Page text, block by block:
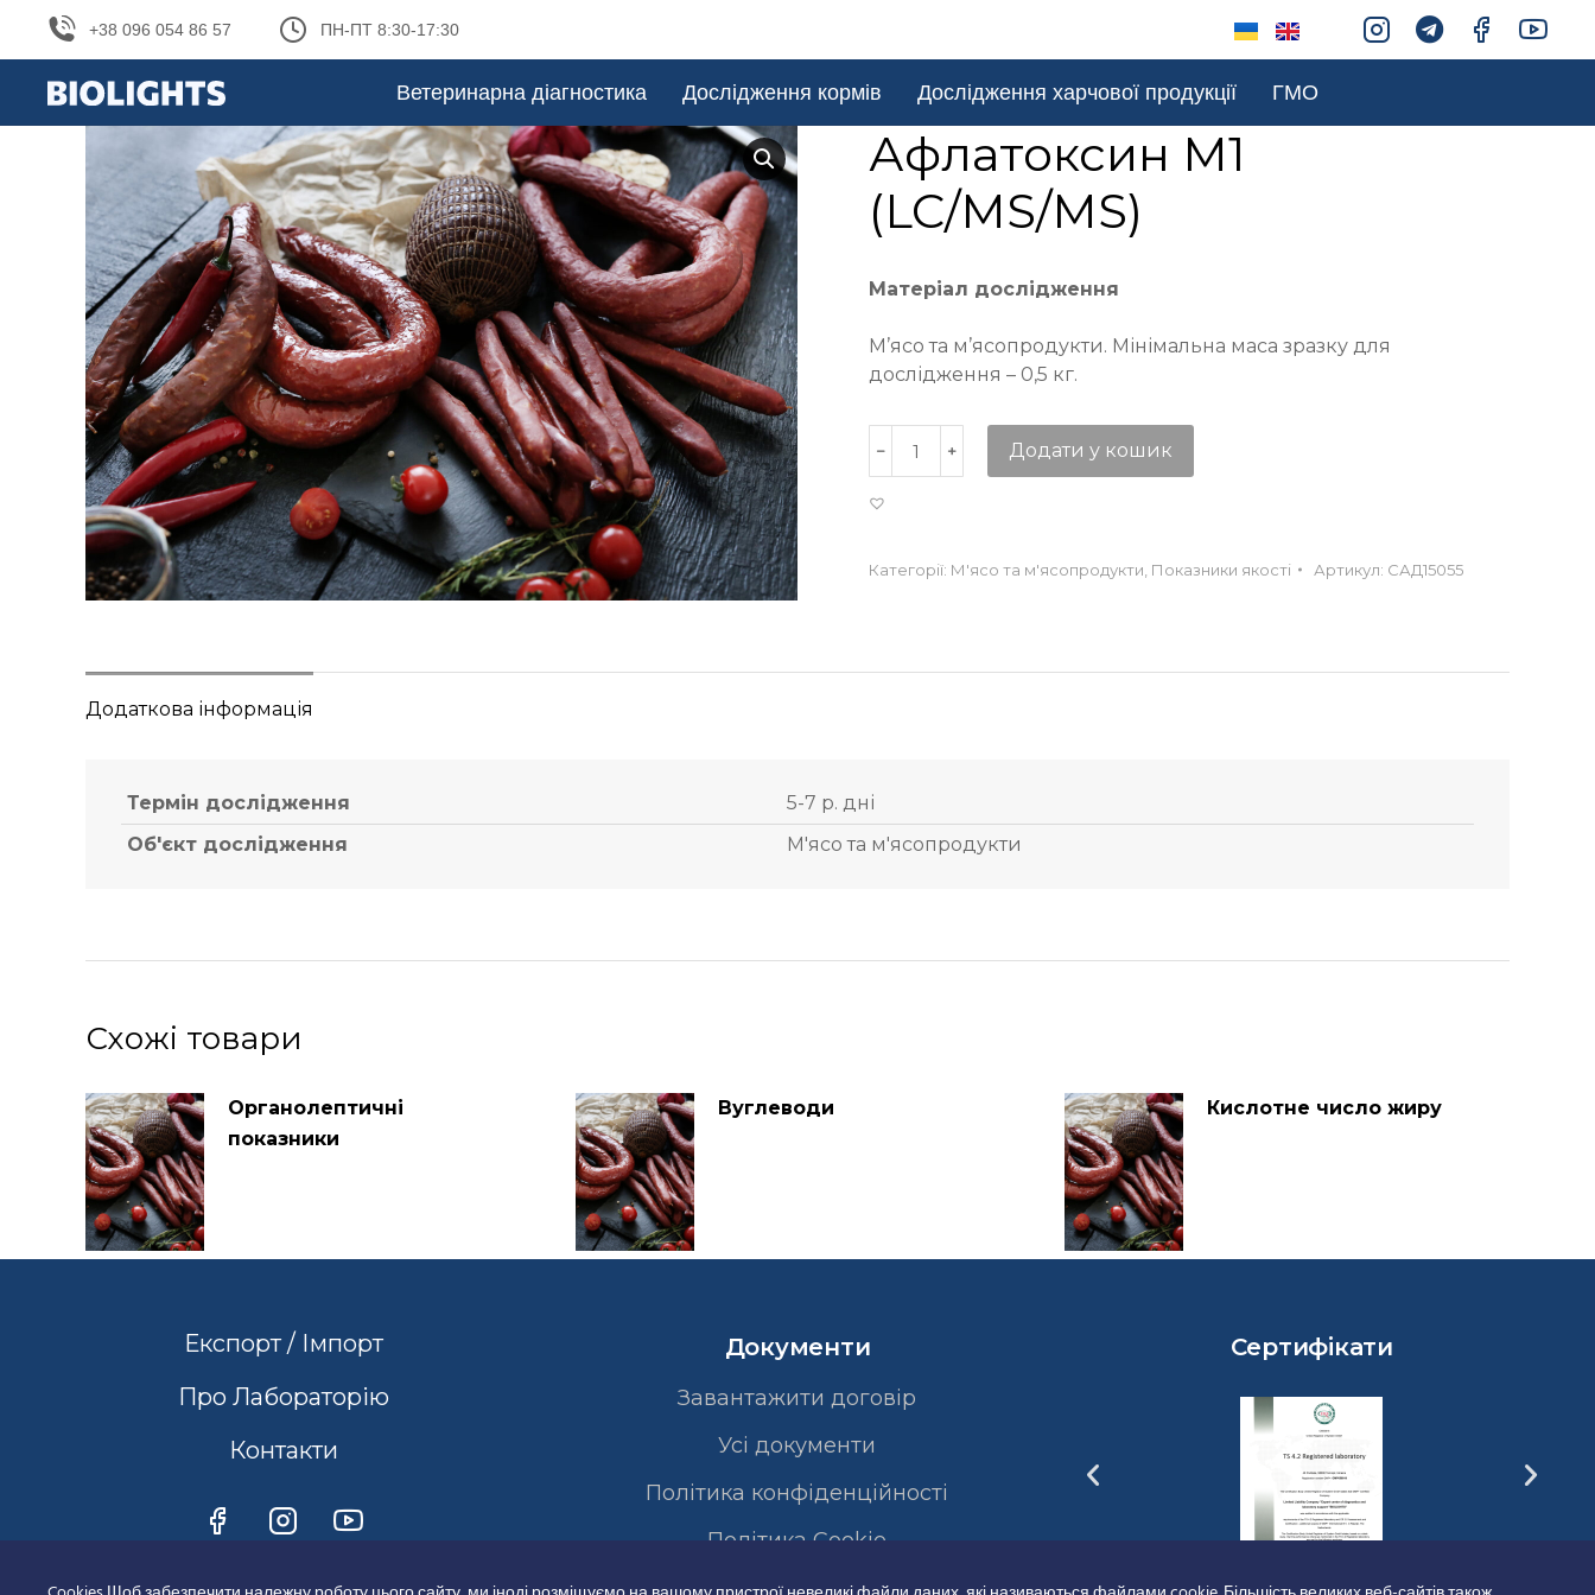
+38 096 054 86 57 ПН-ПТ 8:30-17:30
Ветеринарна діагностика Дослідження кормів Дослідження харчової продукції ГМО
Афлатоксин М1
(LC/MS/MS)
Матеріал дослідження
М’ясо та м’ясопродукти. Мінімальна маса зразку для
дослідження – 0,5 кг.
Додати у кошик
Категорії: М'ясо та м'ясопродукти Показники якості Артикул: САД15055
Додаткова інформація
Термін дослідження
5-7 р. дні
Об'єкт дослідження
М'ясо та м'ясопродукти
Схожі товари
Органолептичні
показники
Вуглеводи Кислотне число жиру
Експорт / Імпорт
Про Лабораторію
Контакти
Документи
Завантажити договір
Усі документи
Політика конфіденційності
Полiтика Cookie
Сертифікати